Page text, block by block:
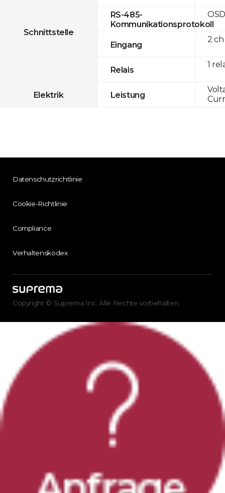
Schnittstelle
RS-485-
Kommunikationsprotokoll
Eingang
Relais
Elektrik Leistung
2 ch
1
Datenschutzrichtlinie
Cookie-Richtlinie
Compliance
Verhaltenskodex
Copyright © Suprema Inc. Alle Rechte vorbehalten.